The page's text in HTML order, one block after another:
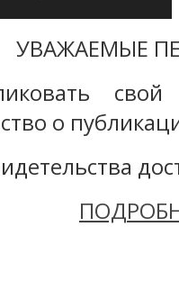
УВАЖАЕМЫЕ
о